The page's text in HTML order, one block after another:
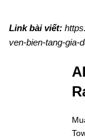
Link bài viết:
ven-bien-tang-gia-